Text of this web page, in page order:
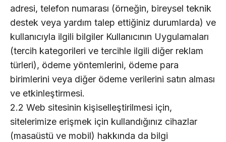
adresi, telefon numarası (örneğin, bireysel teknik
destek veya yardım talep ettiğiniz durumlarda) ve
kullanıcıyla ilgili bilgiler Kullanıcının Uygulamaları
(tercih kategorileri ve tercihle ilgili diğer reklam
türleri), ödeme yöntemlerini, ödeme para
birimlerini veya diğer ödeme verilerini satın alması
ve etkinleştirmesi.
2.2 Web sitesinin kişiselleştirilmesi için,
sitelerimize erişmek için kullandığınız cihazlar
(masaüstü ve mobil) hakkında da bilgi